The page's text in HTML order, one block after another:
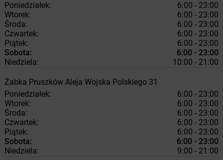
Poniedziałek:
6:00 - 23:00
Wtorek:
6:00 - 23:00
Środa:
6:00 - 23:00
Czwartek:
6:00 - 23:00
Piątek:
6:00 - 23:00
Sobota:
6:00 - 23:00
Niedziela:
10:00 - 21:00
Żabka Pruszków Aleja Wojska Polskiego 31
Poniedziałek:
6:00 - 23:00
Wtorek:
6:00 - 23:00
Środa:
6:00 - 23:00
Czwartek:
6:00 - 23:00
Piątek:
6:00 - 23:00
Sobota:
6:00 - 23:00
Niedziela:
9:00 - 21:00